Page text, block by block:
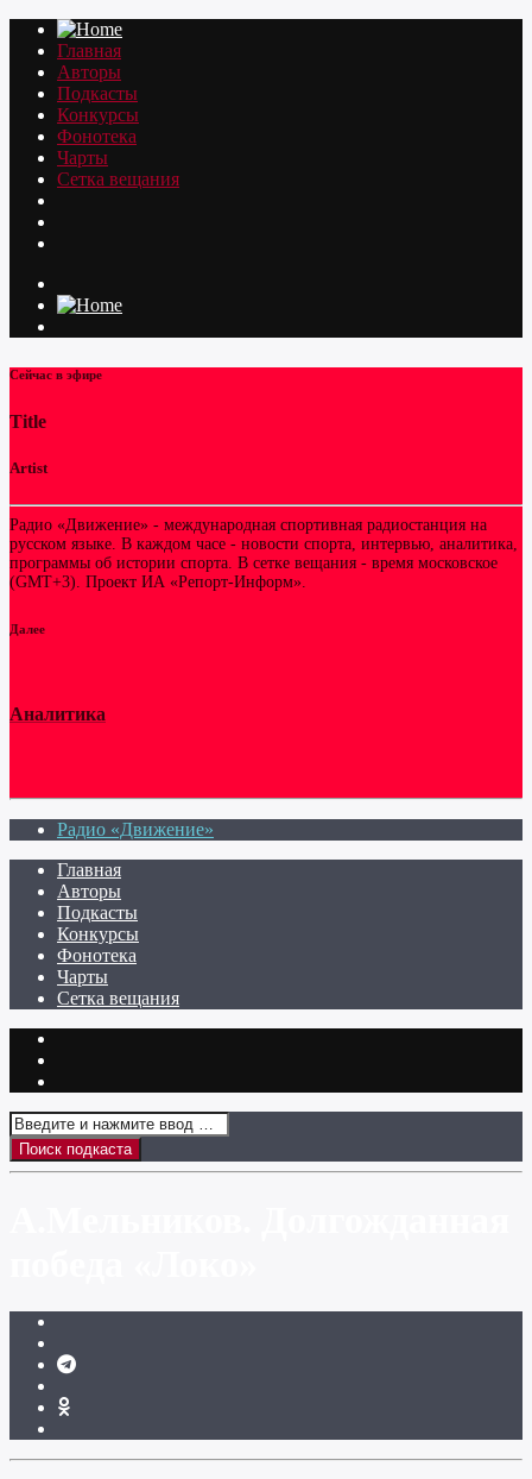
Главная
Авторы
Подкасты
Конкурсы
Фонотека
Чарты
Сетка вещания
Сейчас в эфире
Title
Artist
Радио «Движение» - международная спортивная радиостанция на
русском языке. В каждом часе - новости спорта, интервью, аналитика,
программы об истории спорта. В сетке вещания - время московское
(GMT+3). Проект ИА «Репорт-Информ».
Далее
Аналитика
Радио «Движение»
Главная
Авторы
Подкасты
Конкурсы
Фонотека
Чарты
Сетка вещания